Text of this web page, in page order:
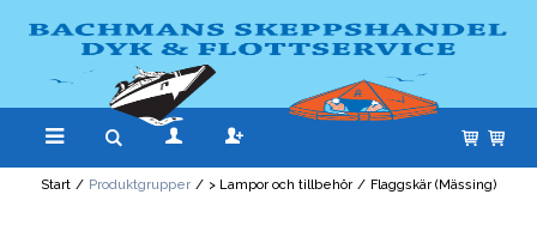
Start / Produktgrupper / > Lampor och tillbehör / Flaggskär (Mässing)